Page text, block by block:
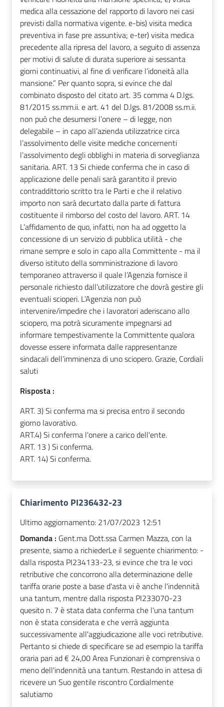
medica alla cessazione del rapporto di lavoro nei casi
previsti dalla normativa vigente. e-bis) visita medica
preventiva in fase pre assuntiva; e-ter) visita medica
precedente alla ripresa del lavoro, a seguito di assenza
per motivi di salute di durata superiore ai sessanta
giorni continuativi, al fine di verificare l’idoneità alla
mansione.” Per quanto sopra, si evince che dal
combinato disposto del citato art. 35 comma 4 D.lgs.
81/2015 ss.mm.ii. e art. 41 del D.lgs. 81/2008 ss.m.ii.
non può che desumersi l’onere – di legge, non
delegabile – in capo all’azienda utilizzatrice circa
l’assolvimento delle visite mediche concernenti
l’assolvimento degli obblighi in materia di sorveglianza
sanitaria. ART. 13 Si chiede conferma che in caso di
applicazione delle penali sarà garantito il previo
contraddittorio scritto tra le Parti e che il relativo
importo non sarà decurtato dalla parte di fattura
costituente il rimborso del costo del lavoro. ART. 14
L’affidamento de quo, infatti, non ha ad oggetto la
concessione di un servizio di pubblica utilità - che
rimane sempre e solo in capo alla Committente - ma il
diverso istituto della somministrazione di lavoro
temporaneo attraverso il quale l’Agenzia fornisce il
personale richiesto dall’utilizzatore che dovrà gestire gli
eventuali scioperi. L’Agenzia non può
intervenire/impedire che i lavoratori aderiscano allo
sciopero, ma potrà sicuramente impegnarsi ad
informare tempestivamente la Committente qualora
dovesse essere informata dalle rappresentanze
sindacali dell’imminenza di uno sciopero. Grazie, Cordiali
saluti
Risposta :
ART. 3) Si conferma ma si precisa entro il secondo
giorno lavorativo.
ART.4) Si conferma l'onere a carico dell'ente.
ART. 13 ) Si conferma.
ART. 14) Si conferma.
Chiarimento PI236432-23
Ultimo aggiornamento: 21/07/2023 12:51
Domanda : Gent.ma Dott.ssa Carmen Mazza, con la
presente, siamo a richiederLe il seguente chiarimento: -
dalla risposta PI234133-23, si evince che tra le voci
retributive che concorrono alla determinazione delle
tariffa orarie poste a base d'asta vi è anche l'indennità
una tantum, mentre dalla risposta PI233070-23
quesito n. 7 è stata data conferma che l'una tantum
non è stata considerata e che verrà aggiunta
successivamente all'aggiudicazione alle voci retributive.
Pertanto si chiede di specificare se ad esempio la tariffa
oraria pari ad € 24,00 Area Funzionari è comprensiva o
meno dell'indennità una tantum. Restando in attesa di
ricevere un Suo gentile riscontro Cordialmente
salutiamo